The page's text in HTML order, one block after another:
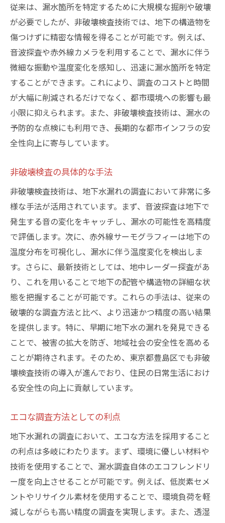
従来は、漏水箇所を特定するために大規模な掘削や破壊
が必要でしたが、非破壊検査技術では、地下の構造物を
傷つけずに精密な情報を得ることが可能です。例えば、
音波探査や赤外線カメラを利用することで、漏水に伴う
微細な振動や温度変化を感知し、迅速に漏水箇所を特定
することができます。これにより、調査のコストと時間
が大幅に削減されるだけでなく、都市環境への影響も最
小限に抑えられます。また、非破壊検査技術は、漏水の
予防的な点検にも利用でき、長期的な都市インフラの安
全性向上に寄与しています。
非破壊検査の具体的な手法
非破壊検査技術は、地下水漏れの調査において非常に多
様な手法が活用されています。まず、音波探査は地下で
発生する音の変化をキャッチし、漏水の可能性を高精度
で評価します。次に、赤外線サーモグラフィーは地下の
温度分布を可視化し、漏水に伴う温度変化を検出しま
す。さらに、最新技術としては、地中レーダー探査があ
り、これを用いることで地下の配管や構造物の詳細な状
態を把握することが可能です。これらの手法は、従来の
破壊的な調査方法と比べ、より迅速かつ精度の高い結果
を提供します。特に、早期に地下水の漏れを発見できる
ことで、被害の拡大を防ぎ、地域社会の安全性を高める
ことが期待されます。そのため、東京都豊島区でも非破
壊検査技術の導入が進んでおり、住民の日常生活におけ
る安全性の向上に貢献しています。
エコな調査方法としての利点
地下水漏れの調査において、エコな方法を採用すること
の利点は多岐にわたります。まず、環境に優しい材料や
技術を使用することで、漏水調査自体のエコフレンドリ
ー度を向上させることが可能です。例えば、低炭素セメ
ントやリサイクル素材を使用することで、環境負荷を軽
減しながらも高い精度の調査を実現します。また、透湿